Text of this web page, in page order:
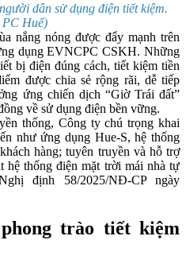
dân sử dụng điện tiết kiệm.
Huế)
nắng nóng được đẩy mạnh trên
dụng EVNCPC CSKH. Những
bị điện đúng cách, tiết kiệm tiền
được chia sẻ rộng rãi, dễ tiếp
ứng chiến dịch “Giờ Trái đất”
về sử dụng điện bền vững.
thống, Công ty chú trọng khai
như ứng dụng Hue-S, hệ thống
hàng; tuyên truyền và hỗ trợ
hệ thống điện mặt trời mái nhà tự
định 58/2025/NĐ-CP ngày
trào tiết kiệm